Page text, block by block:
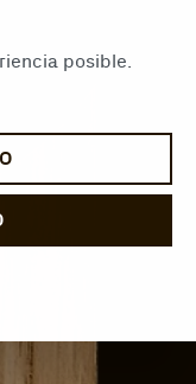
posible.